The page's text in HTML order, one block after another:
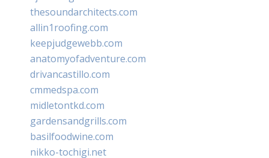
thesoundarchitects.com
allin1roofing.com
keepjudgewebb.com
anatomyofadventure.com
drivancastillo.com
cmmedspa.com
midletontkd.com
gardensandgrills.com
basilfoodwine.com
nikko-tochigi.net